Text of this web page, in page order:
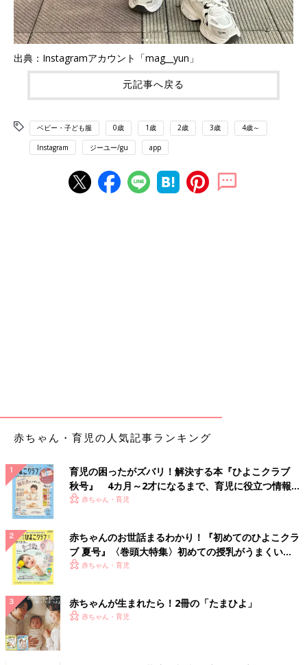
出典：Instagramアカウント「mag__yun」
元記事へ戻る
ベビー・子ども服 0歳 1歳 2歳 3歳 4歳～
Instagram ジーユー/gu app
赤ちゃん・育児の人気記事ランキング
育児の困ったがズバリ！解決する本『ひよこクラブ
秋号』 4カ月～2才になるまで、育児に役立つ情報が
いっぱい！
赤ちゃん・育児
赤ちゃんのお世話まるわかり！『初めてのひよこクラ
ブ 夏号』〈巻頭大特集〉初めての授乳がうまくい
く！ おっぱい・ミルクの基本と夏のトラブル 解決テ
赤ちゃん・育児
赤ちゃんが生まれたら！2冊の「たまひよ」
赤ちゃん・育児